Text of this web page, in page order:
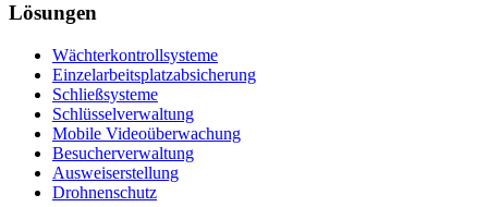
Lösungen
Wächterkontrollsysteme
Einzelarbeitsplatzabsicherung
Schließsysteme
Schlüsselverwaltung
Mobile Videoüberwachung
Besucherverwaltung
Ausweiserstellung
Drohnenschutz